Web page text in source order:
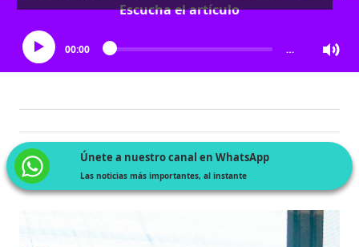
Escucha el artículo
00:00 …
Únete a nuestro canal en WhatsApp
Las noticias más importantes, al instante